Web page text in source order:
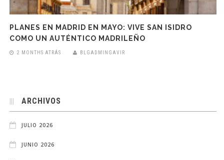
PLANES EN MADRID EN MAYO: VIVE SAN ISIDRO
COMO UN AUTÉNTICO MADRILEÑO
2 MONTHS ATRÁS BLGADMINGAVIR
ARCHIVOS
JULIO 2026
JUNIO 2026